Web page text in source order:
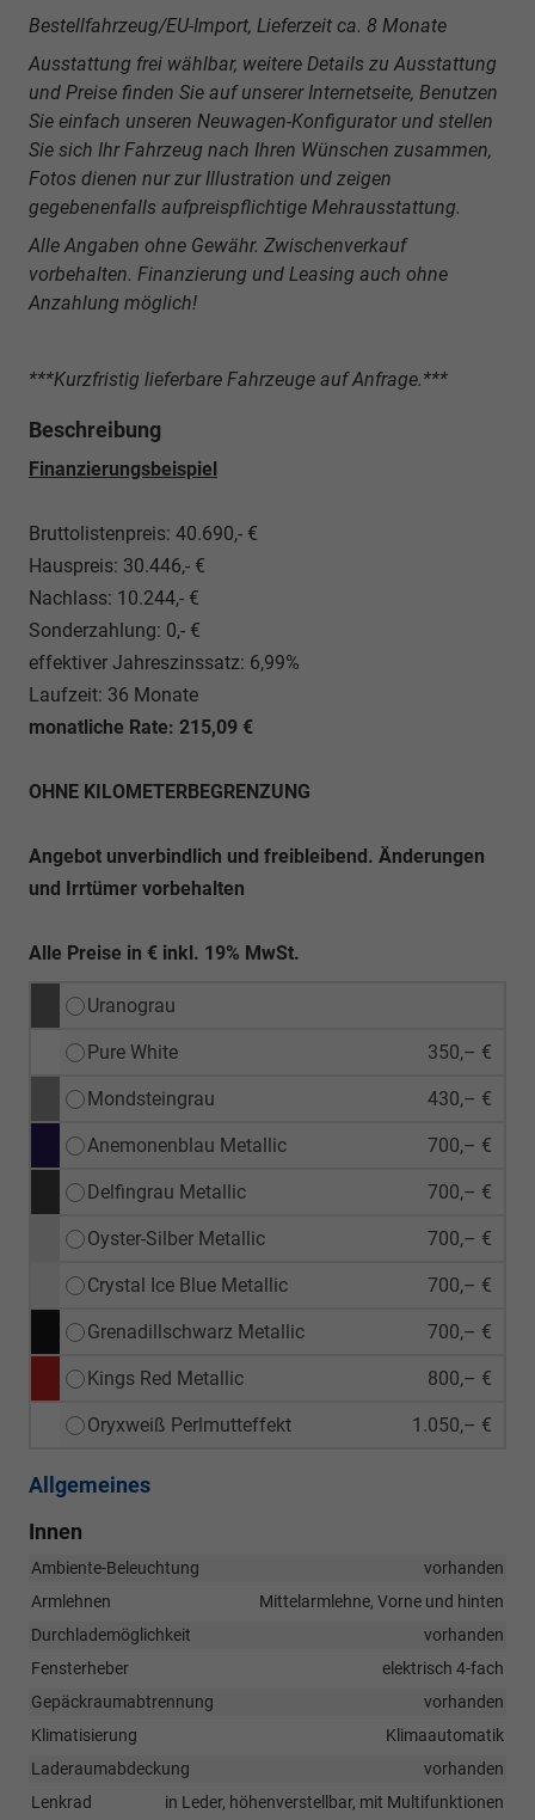
Bestellfahrzeug/EU-Import, Lieferzeit ca. 8 Monate
Ausstattung frei wählbar, weitere Details zu Ausstattung
und Preise finden Sie auf unserer Internetseite, Benutzen
Sie einfach unseren Neuwagen-Konfigurator und stellen
Sie sich Ihr Fahrzeug nach Ihren Wünschen zusammen,
Fotos dienen nur zur Illustration und zeigen
gegebenenfalls aufpreispflichtige Mehrausstattung.
Alle Angaben ohne Gewähr. Zwischenverkauf
vorbehalten. Finanzierung und Leasing auch ohne
Anzahlung möglich!
***Kurzfristig lieferbare Fahrzeuge auf Anfrage.***
Beschreibung
Finanzierungsbeispiel
Bruttolistenpreis: 40.690,- €
Hauspreis: 30.446,- €
Nachlass: 10.244,- €
Sonderzahlung: 0,- €
effektiver Jahreszinssatz: 6,99%
Laufzeit: 36 Monate
monatliche Rate: 215,09 €
OHNE KILOMETERBEGRENZUNG
Angebot unverbindlich und freibleibend. Änderungen
und Irrtümer vorbehalten
Alle Preise in € inkl. 19% MwSt.
Uranograu
Pure White 350,– €
Mondsteingrau 430,– €
Anemonenblau Metallic 700,– €
Delfingrau Metallic 700,– €
Oyster-Silber Metallic 700,– €
Crystal Ice Blue Metallic 700,– €
Grenadillschwarz Metallic 700,– €
Kings Red Metallic 800,– €
Oryxweiß Perlmutteffekt 1.050,– €
Allgemeines
Innen
Ambiente-Beleuchtung
vorhanden
Armlehnen
Mittelarmlehne, Vorne und hinten
Durchlademöglichkeit
vorhanden
Fensterheber
elektrisch 4-fach
Gepäckraumabtrennung
vorhanden
Klimatisierung
Klimaautomatik
Laderaumabdeckung
vorhanden
Lenkrad
in Leder, höhenverstellbar, mit Multifunktionen